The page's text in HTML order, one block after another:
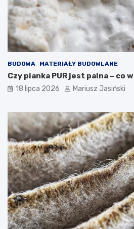
BUDOWA MATERIAŁY BUDOWLANE
Czy pianka PUR jest palna – co
18 lipca 2026 Mariusz Jasiński